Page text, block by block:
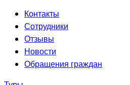
Контакты
Сотрудники
Отзывы
Новости
Обращения граждан